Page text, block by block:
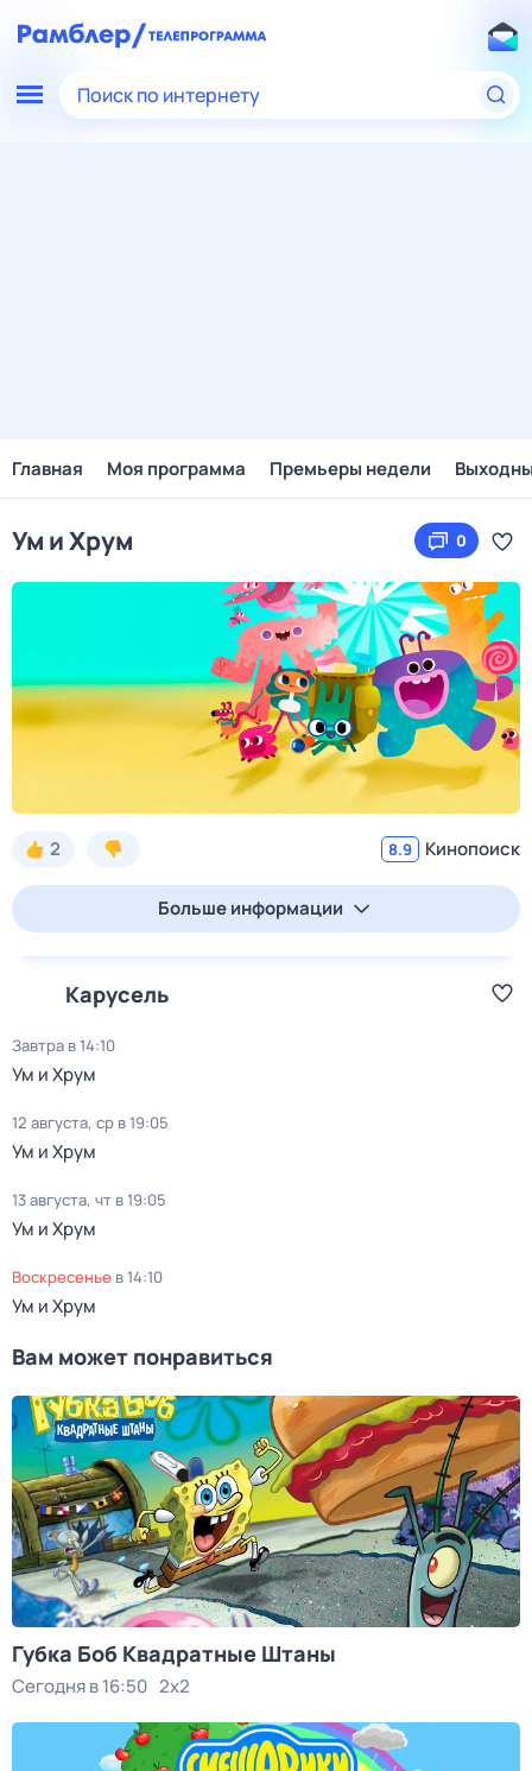
Поиск по интернету
Главная Моя программа Премьеры недели
Ум и Хрум 0
2 8.9 Кинопоиск
Больше информации
Карусель
Завтра в 14:10
Ум и Хрум
12 августа, ср в 19:05
Ум и Хрум
13 августа, чт в 19:05
Ум и Хрум
воскресенье в14:10
Ум и Хрум
Вам может понравиться
Губка Боб Квадратные Штаны
Сегодня в 16:50 2x2